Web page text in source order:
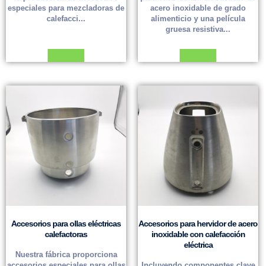
especiales para mezcladoras de
calefacci...
acero inoxidable de grado
alimenticio y una película
gruesa resistiva...
Accesorios para ollas eléctricas
calefactoras
Nuestra fábrica proporciona
Accesorios para hervidor de acero
inoxidable con calefacción
eléctrica